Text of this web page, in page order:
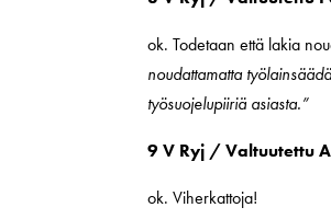
ok. Todetaan että lakia
noudattamatta
työsuojelupiiriä asiasta.”
9 V Ryj / Valtuutettu
ok. Viherkattoja!